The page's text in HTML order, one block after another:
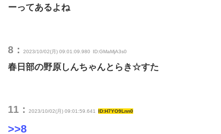
ーってあるよね
8： 2023/10/02(月) 09:01:09.980 ID:GMaMjA3s0
春日部の野原しんちゃんとらき☆すた
11： 2023/10/02(月) 09:01:59.641 ID:H7YO9Lnn0
>>8